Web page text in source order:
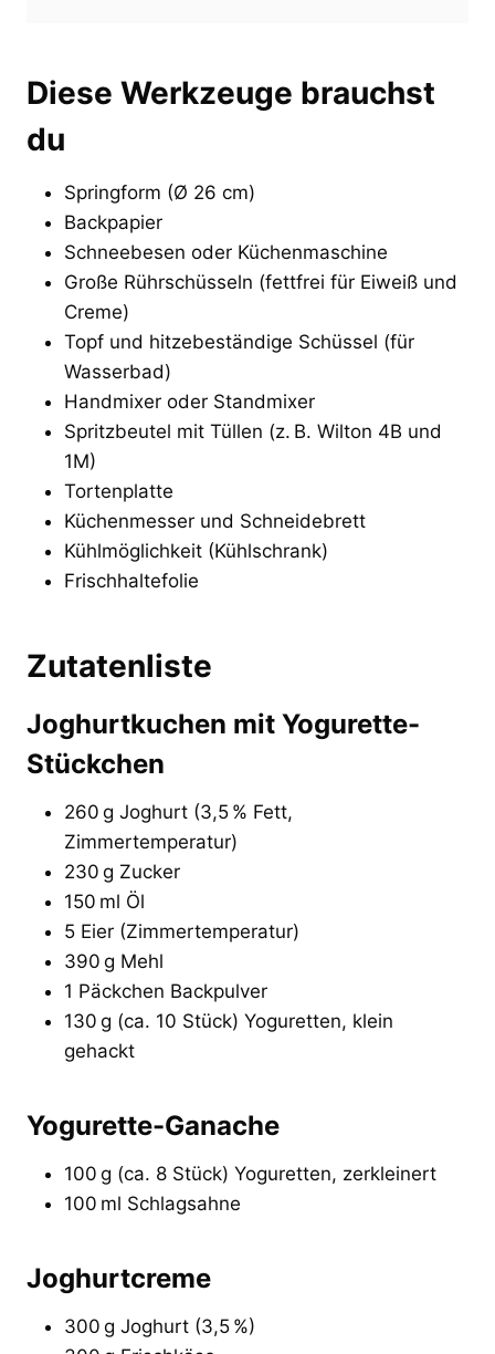
Diese Werkzeuge brauchst
du
Springform (Ø 26 cm)
Backpapier
Schneebesen oder Küchenmaschine
Große Rührschüsseln (fettfrei für Eiweiß und
Creme)
Topf und hitzebeständige Schüssel (für
Wasserbad)
Handmixer oder Standmixer
Spritzbeutel mit Tüllen (z. B. Wilton 4B und
1M)
Tortenplatte
Küchenmesser und Schneidebrett
Kühlmöglichkeit (Kühlschrank)
Frischhaltefolie
Zutatenliste
Joghurtkuchen mit Yogurette-
Stückchen
260 g Joghurt (3,5 % Fett,
Zimmertemperatur)
230 g Zucker
150 ml Öl
5 Eier (Zimmertemperatur)
390 g Mehl
1 Päckchen Backpulver
130 g (ca. 10 Stück) Yoguretten, klein
gehackt
Yogurette-Ganache
100 g (ca. 8 Stück) Yoguretten, zerkleinert
100 ml Schlagsahne
Joghurtcreme
300 g Joghurt (3,5 %)